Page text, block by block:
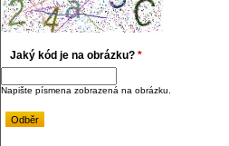
Jaký kód je na obrázku? *
Napište písmena zobrazená na obrázku.